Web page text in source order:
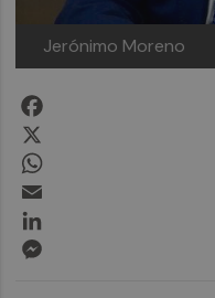
Jerónimo Moreno